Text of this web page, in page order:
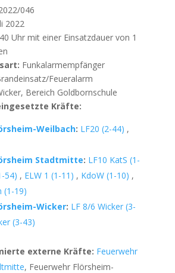
046
2022
Uhr mit einer Einsatzdauer von 1
Funkalarmempfänger
Feueralarm
Bereich Goldbornschule
Kräfte:
Weilbach: LF20 (2-44) ,
Stadtmitte: LF10 KatS (1-
54) , ELW 1 (1-11) , KdoW (1-10) ,
(1-19)
Wicker: LF 8/6 Wicker (3-
(3-43)
externe Kräfte: Feuerwehr
, Feuerwehr Flörsheim-